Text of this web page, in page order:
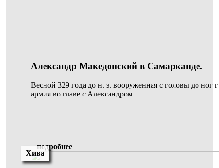
Александр Македонский в Самарканде.
Весной 329 года до н. э. вооруженная с головы до ног
армия во главе с Александром...
подробнее
Хива